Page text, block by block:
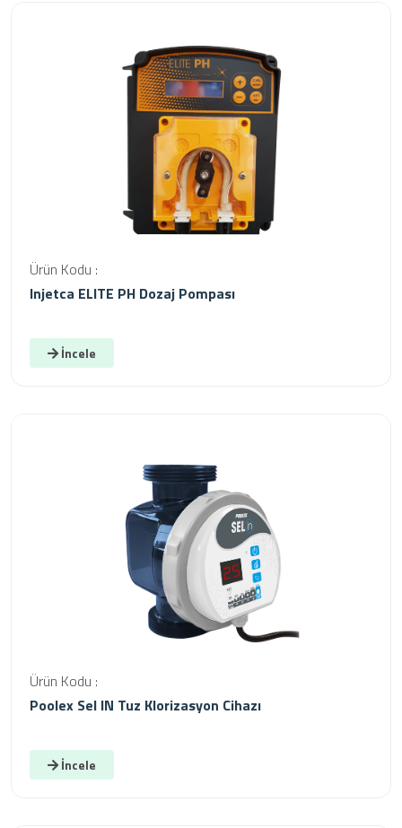
Ürün Kodu :
Injetca ELITE PH Dozaj Pompası
İncele
Ürün Kodu :
Poolex Sel IN Tuz Klorizasyon Cihazı
İncele